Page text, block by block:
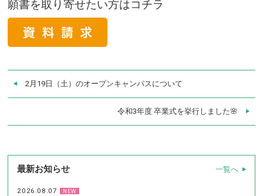
願書を取り寄せたい方はコチラ
2月19日（土）のオープンキャンパスについて
令和3年度 卒業式を挙行しました🌸
最新お知らせ 一覧へ
2026.08.07 NEW